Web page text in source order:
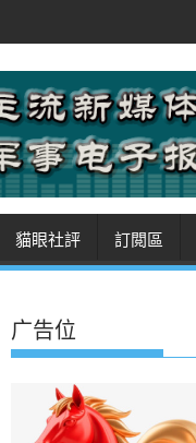
貓眼社評 訂閲區
广告位